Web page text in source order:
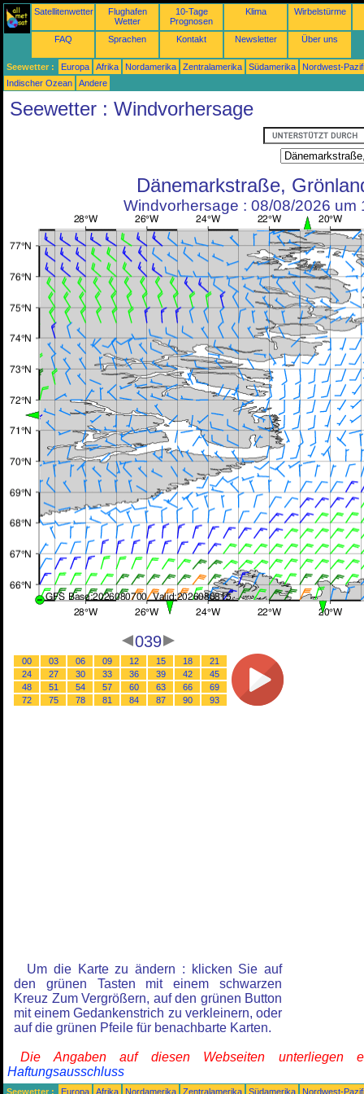
Satellitenwetter
Flughafen
Wetter
10-Tage
Prognosen
Klima Wirbelstürme
FAQ Sprachen Kontakt Newsletter Über uns
Seewetter : Europa Afrika Nordamerika Zentralamerika Südamerika
Nordwest-
Indischer Ozean
Andere
Seewetter : Windvorhersage
Dänemarkstraße,
Windvorhersage : 08/08/2026 um
039
00 03 06 09 12 15 18
21
24
27 30 33 36 39 42
45
48
51 54 57 60 63 66
69
72
75 78 81 84 87 90 93
Um die Karte zu ändern : klicken Sie auf
den grünen Tasten mit einem schwarzen
Kreuz Zum Vergrößern, auf den grünen Button
mit einem Gedankenstrich zu verkleinern, oder
auf die grünen Pfeile für benachbarte Karten.
Die Angaben auf diesen Webseiten unterliegen
Haftungsausschluss
Seewetter : Europa Afrika Nordamerika Zentralamerika Südamerika
Nordwest-